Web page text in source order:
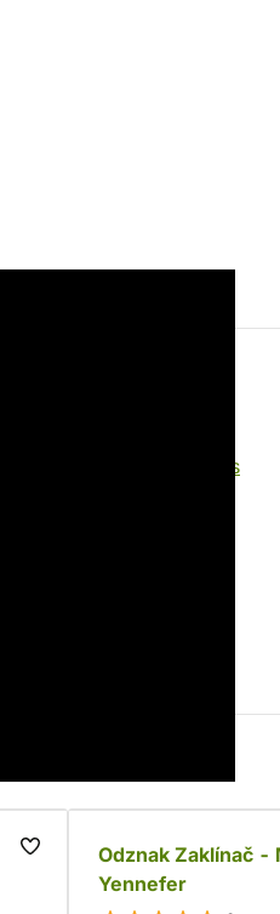
R. Talsorian Games
Odznak Zaklínač -
Yennefer